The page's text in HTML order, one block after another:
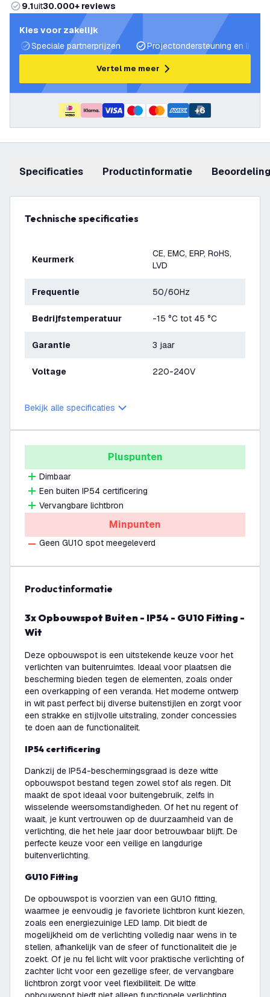
9.1uit30.000+ reviews
Kies voor zakelijk
Speciale partnerprijzen
Projectondersteuning en
Vertel me meer
+6
Specificaties productinformatie
Technische specificaties
Keurmerk
CE, EMC, ERP, RoHS,
LVD
Frequentie 50/60Hz
Bedrijfstemperatuur -15 °C tot 45 °C
Garantie 3 jaar
Voltage 220-240V
Bekijk alle specificaties
Pluspunten
Dimbaar
Een buiten IP54 certificering
Vervangbare lichtbron
Minpunten
Geen GU10 spot meegeleverd
productinformatie
3x Opbouwspot Buiten - IP54 - GU10 Fitting -
Wit
Deze opbouwspot is een uitstekende keuze voor het
verlichten van buitenruimtes. Ideaal voor plaatsen die
bescherming bieden tegen de elementen, zoals onder
een overkapping of een veranda. Het moderne ontwerp
in wit past perfect bij diverse buitenstijlen en zorgt voor
een strakke en stijlvolle uitstraling, zonder concessies
te doen aan de functionaliteit.
IP54 certificering
Dankzij de IP54-beschermingsgraad is deze witte
opbouwspot bestand tegen zowel stof als regen. Dit
maakt de spot ideaal voor buitengebruik, zelfs in
wisselende weersomstandigheden. Of het nu regent of
waait, je kunt vertrouwen op de duurzaamheid van de
verlichting, die het hele jaar door betrouwbaar blijft. De
perfecte keuze voor een veilige en langdurige
buitenverlichting.
GU10 Fitting
De opbouwspot is voorzien van een GU10 fitting,
waarmee je eenvoudig je favoriete lichtbron kunt kiezen,
zoals een energiezuinige LED lamp. Dit biedt de
mogelijkheid om de verlichting volledig naar wens in te
stellen, afhankelijk van de sfeer of functionaliteit die je
zoekt. Of je nu fel licht wilt voor praktische verlichting of
zachter licht voor een gezellige sfeer, de vervangbare
lichtbron zorgt voor veel flexibiliteit. De witte